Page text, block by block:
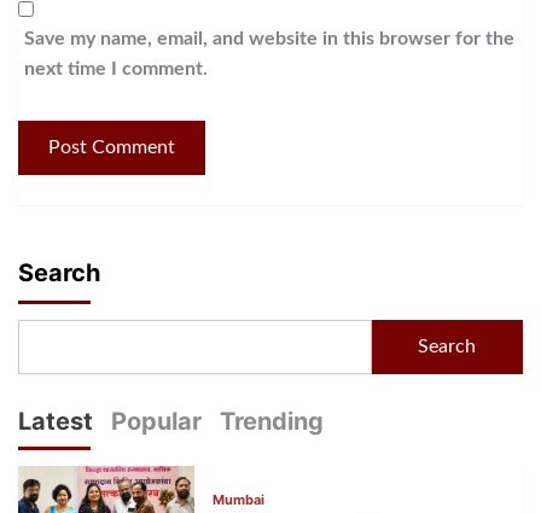
Save my name, email, and website in this browser for the
next time I comment.
Search
Search
Latest Popular Trending
Mumbai